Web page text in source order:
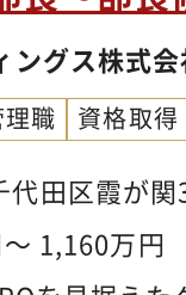
ングス株式
理職 資格取
代田区霞が
※会社都合
囲：会社の
810万円～ 1,160万円